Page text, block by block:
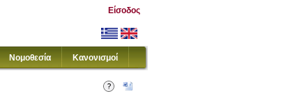
Είσοδος
Νομοθεσία Κανονισμοί